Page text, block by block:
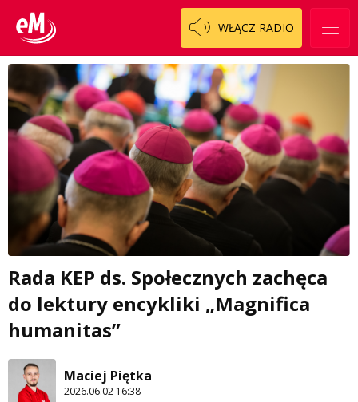
WŁĄCZ RADIO
Rada KEP ds. Społecznych zachęca
do lektury encykliki „Magnifica
humanitas”
Maciej Piętka
2026.06.02 16:38